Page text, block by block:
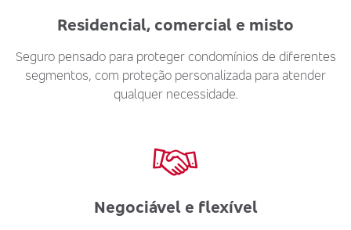
Residencial, comercial e misto
Seguro pensado para proteger condomínios de diferentes
segmentos, com proteção personalizada para atender
qualquer necessidade.
Negociável e flexível